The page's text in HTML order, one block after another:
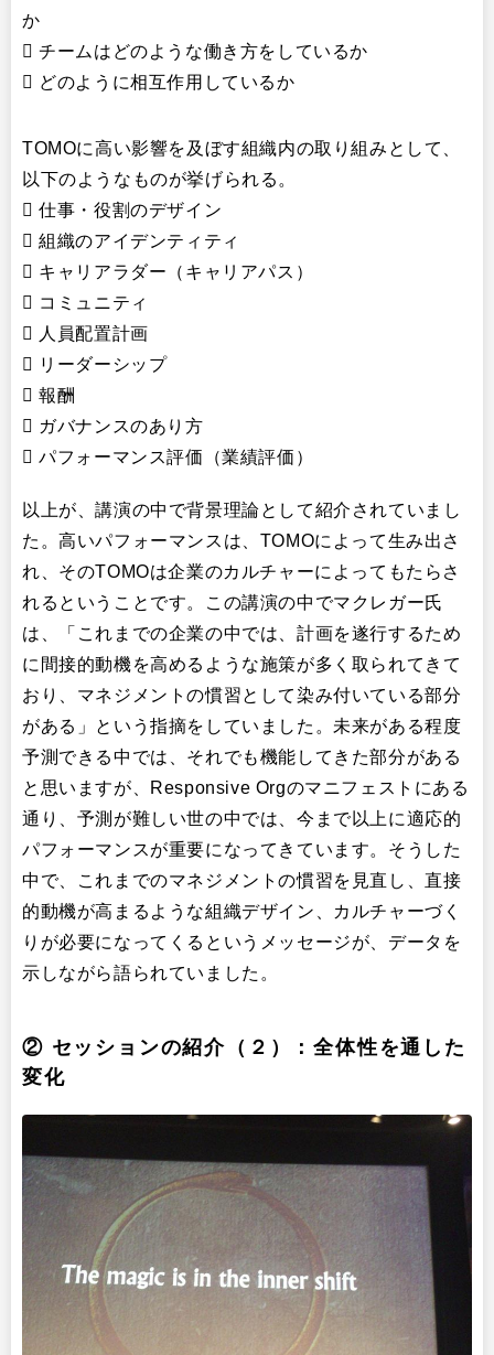
か
 チームはどのような働き方をしているか
 どのように相互作用しているか
TOMOに高い影響を及ぼす組織内の取り組みとして、
以下のようなものが挙げられる。
 仕事・役割のデザイン
 組織のアイデンティティ
 キャリアラダー（キャリアパス）
 コミュニティ
 人員配置計画
 リーダーシップ
 報酬
 ガバナンスのあり方
 パフォーマンス評価（業績評価）
以上が、講演の中で背景理論として紹介されていまし
た。高いパフォーマンスは、TOMOによって生み出さ
れ、そのTOMOは企業のカルチャーによってもたらさ
れるということです。この講演の中でマクレガー氏
は、「これまでの企業の中では、計画を遂行するため
に間接的動機を高めるような施策が多く取られてきて
おり、マネジメントの慣習として染み付いている部分
がある」という指摘をしていました。未来がある程度
予測できる中では、それでも機能してきた部分がある
と思いますが、Responsive Orgのマニフェストにある
通り、予測が難しい世の中では、今まで以上に適応的
パフォーマンスが重要になってきています。そうした
中で、これまでのマネジメントの慣習を見直し、直接
的動機が高まるような組織デザイン、カルチャーづく
りが必要になってくるというメッセージが、データを
示しながら語られていました。
② セッションの紹介（２）：全体性を通した
変化